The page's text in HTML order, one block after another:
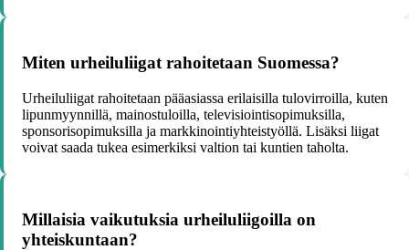
Miten urheiluliigat rahoitetaan Suomessa?
Urheiluliigat rahoitetaan pääasiassa erilaisilla tulovirroilla, kuten
lipunmyynnillä, mainostuloilla, televisiointisopimuksilla,
sponsorisopimuksilla ja markkinointiyhteistyöllä. Lisäksi liigat
voivat saada tukea esimerkiksi valtion tai kuntien taholta.
Millaisia vaikutuksia urheiluliigoilla on
yhteiskuntaan?